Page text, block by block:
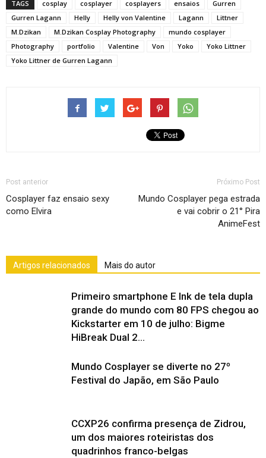
TAGS cosplay cosplayer cosplayers ensaios
Gurren
Gurren Lagann
Helly Helly von Valentine Lagann
Littner
M.Dzikan
M.Dzikan Cosplay Photography
mundo cosplayer
Photography
portfolio Valentine Von Yoko
Yoko Littner
Yoko Littner de Gurren Lagann
Post anterior
Cosplayer faz ensaio sexy
como Elvira
Próximo Post
Mundo Cosplayer pega estrada
e vai cobrir o 21° Pira
AnimeFest
Artigos relacionados Mais do autor
Primeiro smartphone E Ink de tela dupla
grande do mundo com 80 FPS chegou ao
Kickstarter em 10 de julho: Bigme
HiBreak Dual 2...
Mundo Cosplayer se diverte no 27º
Festival do Japão, em São Paulo
CCXP26 confirma presença de Zidrou,
um dos maiores roteiristas dos
quadrinhos franco-belgas